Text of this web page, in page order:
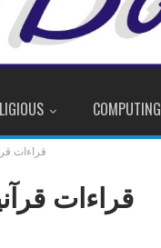
COMPUTING
قراءات
قراءات